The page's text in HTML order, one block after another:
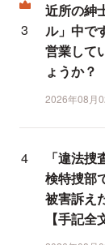
近所の紳
ル」中で
営業して
ょうか？
2026年08月
「違法
検特捜部
被害訴え
【手記全